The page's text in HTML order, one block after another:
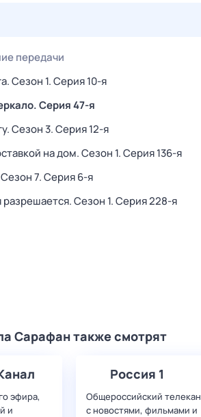
передачи
. Сезон 1. Серия 10-я
. Серия 47-я
. Сезон 3. Серия 12-я
на дом. Сезон 1. Серия 136-я
7. Серия 6-я
разрешается. Сезон 1. Серия 228-я
Сарафан также смотрят
эфира,
и
Россия 1
Общероссийский
с новостями, фильмами и